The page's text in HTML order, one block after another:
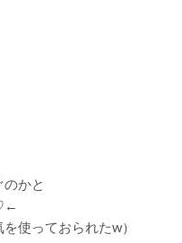
かと
使っておられたw）